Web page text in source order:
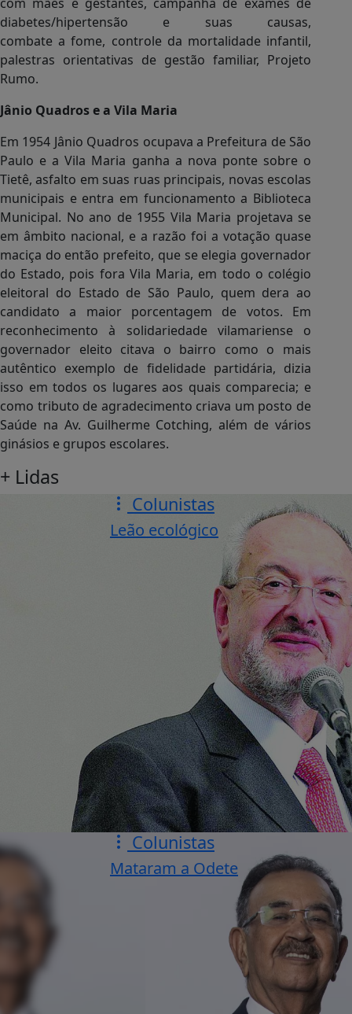
diabetes/hipertensão e suas causas,
combate a fome, controle da mortalidade infantil,
palestras orientativas de gestão familiar, Projeto
Rumo.
Jânio Quadros e a Vila Maria
Em 1954 Jânio Quadros ocupava a Prefeitura de São
Paulo e a Vila Maria ganha a nova ponte sobre o
Tietê, asfalto em suas ruas principais, novas escolas
municipais e entra em funcionamento a Biblioteca
Municipal. No ano de 1955 Vila Maria projetava se
em âmbito nacional, e a razão foi a votação quase
maciça do então prefeito, que se elegia governador
do Estado, pois fora Vila Maria, em todo o colégio
eleitoral do Estado de São Paulo, quem dera ao
candidato a maior porcentagem de votos. Em
reconhecimento à solidariedade vilamariense o
governador eleito citava o bairro como o mais
autêntico exemplo de fidelidade partidária, dizia
isso em todos os lugares aos quais comparecia; e
como tributo de agradecimento criava um posto de
Saúde na Av. Guilherme Cotching, além de vários
ginásios e grupos escolares.
+ Lidas
Colunistas
Leão ecológico
Colunistas
Mataram a Odete